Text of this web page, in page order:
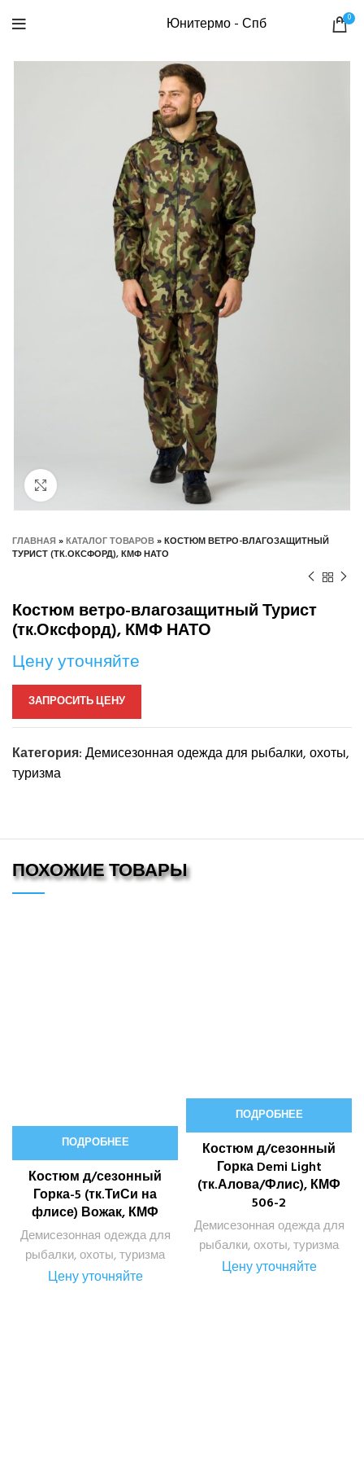
Юнитермо - Спб 0
Нажмите, чтобы увеличить
ГЛАВНАЯ»КАТАЛОГ ТОВАРОВ»КОСТЮМ ВЕТРО-ВЛАГОЗАЩИТНЫЙ
ТУРИСТ (ТК.ОКСФОРД), КМФ НАТО
Костюм ветро-влагозащитный Турист
(тк.Оксфорд), КМФ НАТО
Цену уточняйте
ЗАПРОСИТЬ ЦЕНУ
Категория:Демисезонная одежда для рыбалки, охоты,
туризма
ПОХОЖИЕ ТОВАРЫ
ПОДРОБНЕЕ
Костюм д/сезонный
Горка-5 (тк.ТиСи на
флисе) Вожак, КМФ
Демисезонная одежда для
рыбалки, охоты, туризма
Цену уточняйте
ПОДРОБНЕЕ
Костюм д/сезонный
Горка Demi Light
(тк.Алова/Флис), КМФ
506-2
Демисезонная одежда для
рыбалки, охоты, туризма
Цену уточняйте